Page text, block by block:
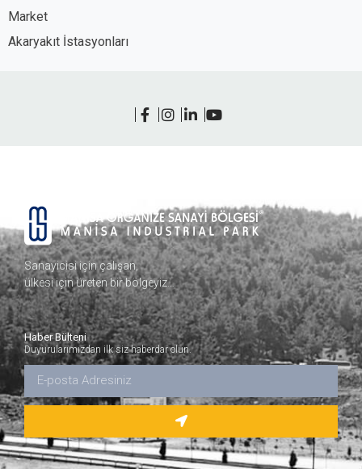
Market
Akaryakıt İstasyonları
Sanayicisi için çalışan,
ülkesi için üreten bir bölgeyiz…
Haber Bülteni
Duyurularımızdan ilk siz haberdar olun.